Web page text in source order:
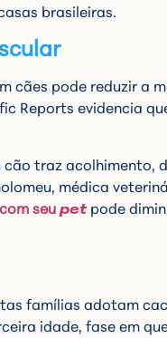
brasileiras.
cães pode reduzir a
Reports evidencia
traz acolhimento,
médica
com seu petpode
famílias adotam
idade, fase em